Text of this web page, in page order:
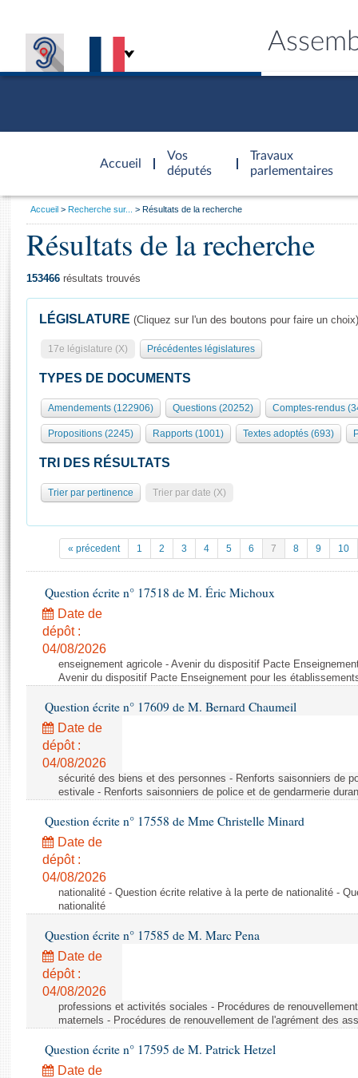
Accueil
d'accueil
Vos
députés
Travaux
parlementaires
Présidence
577 députés
Groupes politiques
Séance publique
Commissions et autres organes
Europe et International
Pétitions
Projets de loi
Propositions de loi
Amendements
Textes adoptés
Rapports législatifs
Rapports sur l'application des lois
Baromètre de l’application des lois
Dossiers législatifs
Budget et sécurité sociale
Questions écrites et orales
Comptes rendus des débats
Général
Rôle et pouvoirs de l'Assemblée
Organisation de l'Assemblée
Présidence Conférence des Présidents Bureau Collège des
Statistiques et chiffres clés
Documents de référence
( Constitution | Règlement de l'Assemblée ... )
Histoire
Juniors
Anciennes législatures
Visiter l'Assemblée
Visite virtuelle du palais Bourbon
Assister à une séance
La Bibliothèque
Contacts et plan d'accès
Photos libres de droit
Vous
Accueil Recherche sur... Résultats de la recherche
Résultats de la recherche
153466 résultats trouvés
LÉGISLATURE (Cliquez sur l'un des boutons pour faire un choix)
17e législature (X) Précédentes législatures
TYPES DE DOCUMENTS
Amendements (122906) Questions (20252) Comptes-rendus
Propositions (2245) Rapports (1001) Textes adoptés (693)
TRI DES RÉSULTATS
Trier par pertinence Trier par date (X)
« précedent 1 2 3 4 5 6 7 8 9 10
Question écrite n° 17518 de M. Éric Michoux
Date de
dépôt :
04/08/2026
enseignement agricole - Avenir du dispositif Pacte
Avenir du dispositif Pacte Enseignement pour les
Question écrite n° 17609 de M. Bernard Chaumeil
Date de
dépôt :
04/08/2026
sécurité des biens et des personnes - Renforts saisonniers de
estivale - Renforts saisonniers de police et de gendarmerie
Question écrite n° 17558 de Mme Christelle Minard
Date de
dépôt :
04/08/2026
nationalité - Question écrite relative à la perte de nationalité -
nationalité
Question écrite n° 17585 de M. Marc Pena
Date de
dépôt :
04/08/2026
professions et activités sociales - Procédures de
maternels - Procédures de renouvellement de l'agrément des
Question écrite n° 17595 de M. Patrick Hetzel
Date de